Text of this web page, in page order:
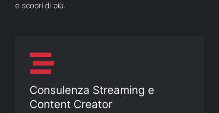
e scopri di più.
Consulenza Streaming e
Content Creator